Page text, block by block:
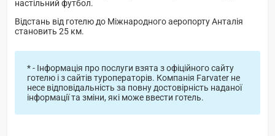
настільний футбол.
Відстань від готелю до Міжнародного аеропорту Анталія
становить 25 км.
* - Інформація про послуги взята з офіційного сайту
готелю і з сайтів туроператорів. Компанія Farvater не
несе відповідальність за повну достовірність наданої
інформації та зміни, які може ввести готель.